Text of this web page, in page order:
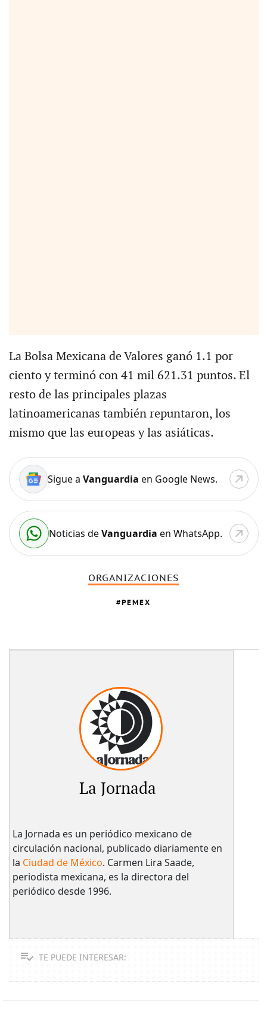
La Bolsa Mexicana de Valores ganó 1.1 por
ciento y terminó con 41 mil 621.31 puntos. El
resto de las principales plazas
latinoamericanas también repuntaron, los
mismo que las europeas y las asiáticas.
Sigue a Vanguardia en Google News.
Noticias deVanguardia en WhatsApp.
ORGANIZACIONES
PEMEX
La Jornada
La Jornada es un periódico mexicano de
circulación nacional, publicado diariamente en
la Ciudad de México. Carmen Lira Saade,
periodista mexicana, es la directora del
periódico desde 1996.
TE PUEDE INTERESAR: